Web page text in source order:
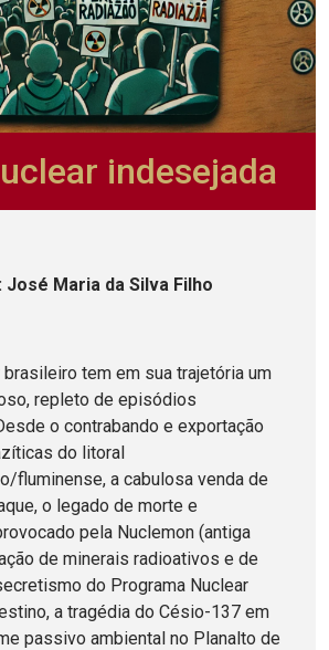
indesejada
: José Maria da Silva Filho
tem em sua trajetória um
repleto de episódios
o contrabando e exportação
do litoral
fluminense, a cabulosa venda de
o legado de morte e
pela Nuclemon (antiga
de minerais radioativos e de
do Programa Nuclear
a tragédia do Césio-137 em
passivo ambiental no Planalto de